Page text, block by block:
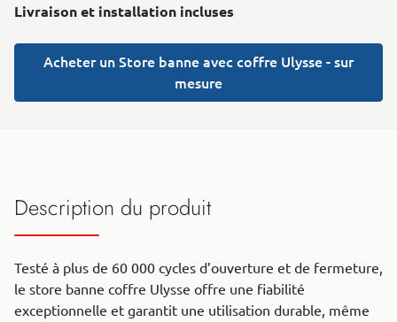
Livraison et installation incluses
Acheter un Store banne avec coffre Ulysse - sur
mesure
Description du produit
Testé à plus de 60 000 cycles d’ouverture et de fermeture,
le store banne coffre Ulysse offre une fiabilité
exceptionnelle et garantit une utilisation durable, même